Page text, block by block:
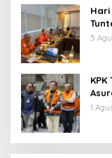
Hari
5
1